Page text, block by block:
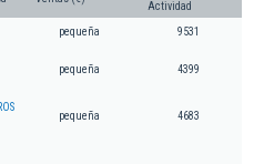
Actividad
pequeña 9531
pequeña 4399
pequeña 4683